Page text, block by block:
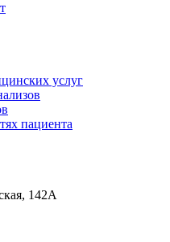
услуг
пациента
142А